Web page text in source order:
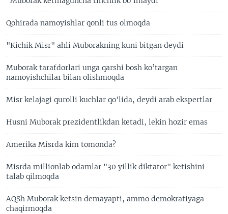
Qohirada namoyishlar qonli tus olmoqda
"Kichik Misr" ahli Muborakning kuni bitgan deydi
Muborak tarafdorlari unga qarshi bosh ko’targan
namoyishchilar bilan olishmoqda
Misr kelajagi qurolli kuchlar qo'lida, deydi arab ekspertlar
Husni Muborak prezidentlikdan ketadi, lekin hozir emas
Amerika Misrda kim tomonda?
Misrda millionlab odamlar "30 yillik diktator" ketishini
talab qilmoqda
AQSh Muborak ketsin demayapti, ammo demokratiyaga
chaqirmoqda